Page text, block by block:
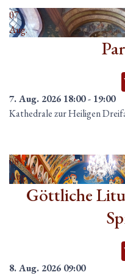
07
Aug.
7. Aug. 2026 18:00- 19:00
Kathedrale zur Heiligen
08
Aug.
Göttliche
8. Aug. 2026 09:00